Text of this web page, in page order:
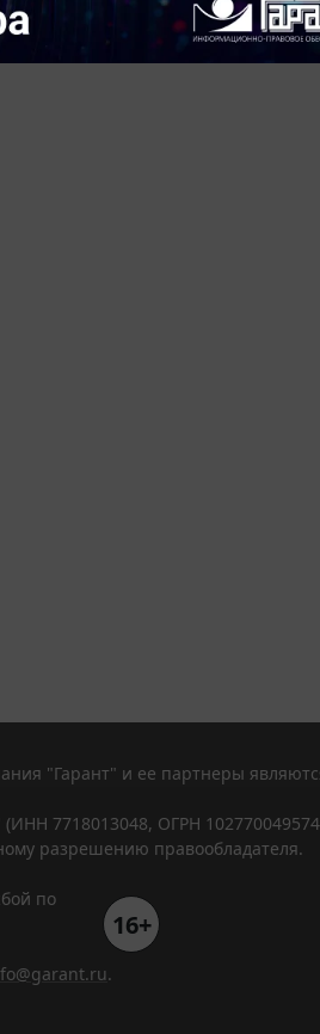
"Гарант" и ее партнеры
7718013048, ОГРН
разрешению правообладателя.
по
16+
.